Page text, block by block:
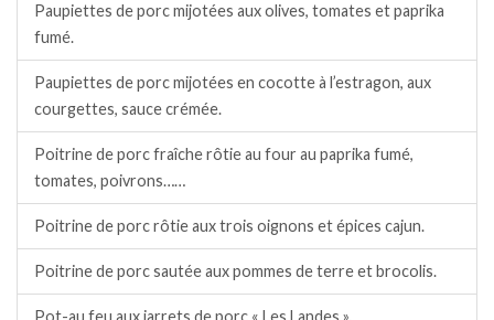
Paupiettes de porc mijotées aux olives, tomates et paprika
fumé.
Paupiettes de porc mijotées en cocotte à l’estragon, aux
courgettes, sauce crémée.
Poitrine de porc fraîche rôtie au four au paprika fumé,
tomates, poivrons……
Poitrine de porc rôtie aux trois oignons et épices cajun.
Poitrine de porc sautée aux pommes de terre et brocolis.